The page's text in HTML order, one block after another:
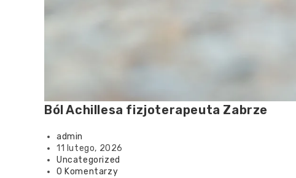
Ból Achillesa fizjoterapeuta Zabrze
admin
11 lutego, 2026
Uncategorized
0 Komentarzy